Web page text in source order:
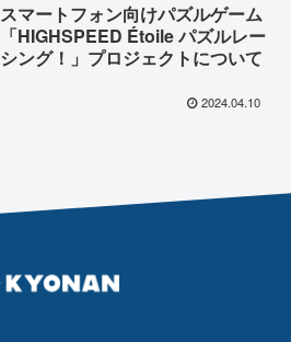
スマートフォン向けパズルゲーム
「HIGHSPEED Étoile パズルレー
シング！」プロジェクトについて
2024.04.10